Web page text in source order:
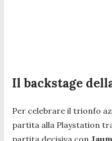
Il backstage
Per celebrare il trionfo
partita alla Playstation